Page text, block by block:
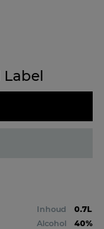
Inhoud
0.7L
Alcohol
40%